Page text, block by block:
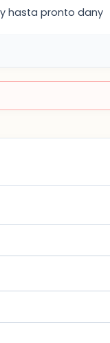
hasta pronto dany